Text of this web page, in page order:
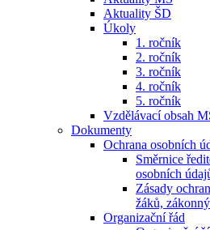
Aktuality ŠD
Úkoly
1. ročník
2. ročník
3. ročník
4. ročník
5. ročník
Vzdělávací obsah
Dokumenty
Ochrana osobních
Směrnice
osobních
Zásady
žáků,
Organizační řád